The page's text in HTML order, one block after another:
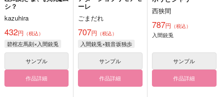
シ？
kazuhira
432円 （税込）
碧棺左馬刻×入間銃兎
サンプル
作品詳細
ーレ
ごまだれ
707円 （税込）
入間銃兎×観音坂独歩
サンプル
作品詳細
西狭間
787円 （税込）
入間銃兎
サンプル
作品詳細